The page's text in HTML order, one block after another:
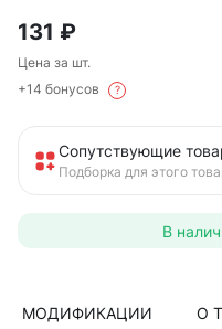
131 ₽
Цена за шт.
+14 бонусов
?
Сопутствующие
Подборка для этого
В
МОДИФИКАЦИИ О